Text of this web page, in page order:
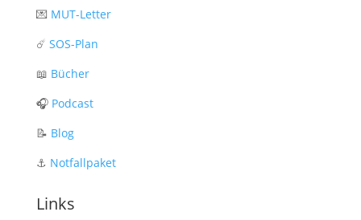
💌 MUT-Letter
☄️ SOS-Plan
📖 Bücher
🎧 Podcast
📝 Blog
⚓️ Notfallpaket
Links